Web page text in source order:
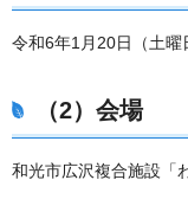
令和6年1月20日（土
（2）会場
和光市広沢複合施設「